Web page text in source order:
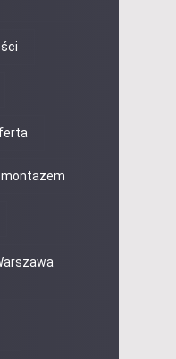
montażem